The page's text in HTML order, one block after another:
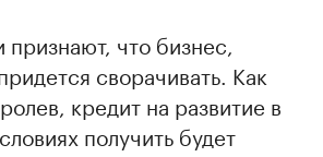
признают, что бизнес,
сворачивать. Как
кредит на развитие в
получить будет